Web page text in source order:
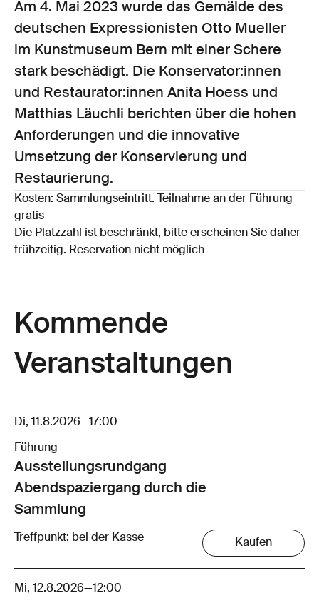
Am 4. Mai 2023 wurde das Gemälde des
deutschen Expressionisten Otto Mueller
im Kunstmuseum Bern mit einer Schere
stark beschädigt. Die Konservator:innen
und Restaurator:innen Anita Hoess und
Matthias Läuchli berichten über die hohen
Anforderungen und die innovative
Umsetzung der Konservierung und
Restaurierung.
Kosten: Sammlungseintritt. Teilnahme an der Führung
gratis
Die Platzzahl ist beschränkt, bitte erscheinen Sie daher
frühzeitig. Reservation nicht möglich
Kommende
Veranstaltungen
Di, 11.8.2026—17:00
Führung
Ausstellungsrund­gang
Abendspaziergang durch die
Sammlung
Treffpunkt: bei der Kasse Kaufen
Mi, 12.8.2026—12:00